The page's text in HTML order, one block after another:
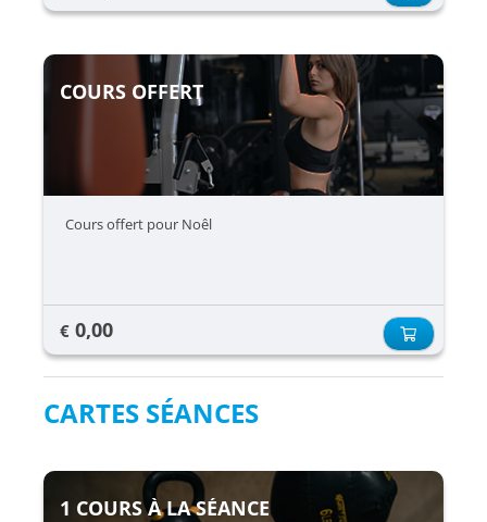
COURS OFFERT
Cours offert pour Noêl
€ 0,00
CARTES SÉANCES
1 COURS À LA SÉANCE